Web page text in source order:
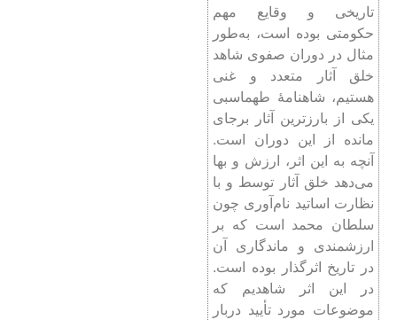
تاریخی و وقایع مهم
حکومتی بوده است، به‌طور
مثال در دوران صفوی شاهد
خلق آثار متعدد و غنی
هستیم، شاهنامۀ طهماسبی
یکی از بارزترین آثار برجای
مانده از این دوران است.
آنچه به این اثر، ارزش و بها
می‌دهد خلق آثار توسط و با
نظارت اساتید نام‌آوری چون
سلطان محمد است که بر
ارزشمندی و ماندگاری آن
در تاریخ اثرگذار بوده است.
در این اثر شاهدیم که
موضوعات مورد تأیید دربار